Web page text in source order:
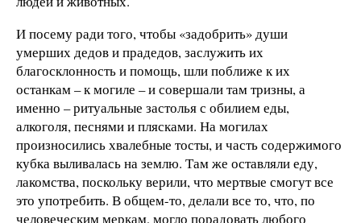
И посему ради того, чтобы «задобрить» души
умерших дедов и прадедов, заслужить их
благосклонность и помощь, шли поближе к их
останкам – к могиле – и совершали там тризны, а
именно – ритуальные застолья с обилием еды,
алкоголя, песнями и плясками. На могилах
произносились хвалебные тосты, и часть содержимого
кубка выливалась на землю. Там же оставляли еду,
лакомства, поскольку верили, что мертвые смогут все
это употребить. В общем-то, делали все то, что, по
человеческим меркам, могло порадовать любого